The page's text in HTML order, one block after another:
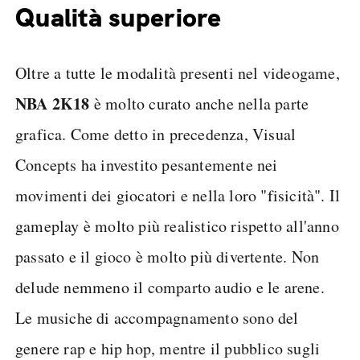
Qualità superiore
Oltre a tutte le modalità presenti nel videogame,
NBA 2K18 è molto curato anche nella parte
grafica. Come detto in precedenza, Visual
Concepts ha investito pesantemente nei
movimenti dei giocatori e nella loro "fisicità". Il
gameplay è molto più realistico rispetto all'anno
passato e il gioco è molto più divertente. Non
delude nemmeno il comparto audio e le arene.
Le musiche di accompagnamento sono del
genere rap e hip hop, mentre il pubblico sugli